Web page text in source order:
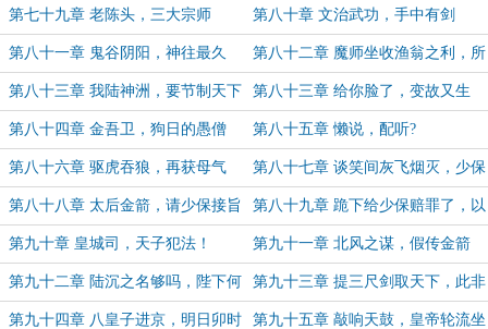
第七十九章 老陈头，三大宗师 第八十章 文治武功，手中有剑
第八十一章 鬼谷阴阳，神往最久 第八十二章 魔师坐收渔翁之利，所
谓天人
第八十三章 我陆神洲，要节制天下
兵马
第八十三章 给你脸了，变故又生
第八十四章 金吾卫，狗日的愚僧 第八十五章 懒说，配听?
第八十六章 驱虎吞狼，再获母气 第八十七章 谈笑间灰飞烟灭，少保
接旨吧
第八十八章 太后金箭，请少保接旨 第八十九章 跪下给少保赔罪了，以
安天下民心
第九十章 皇城司，天子犯法！ 第九十一章 北风之谋，假传金箭
第九十二章 陆沉之名够吗，陛下何
故谋反
第九十三章 提三尺剑取天下，此非
天命也
第九十四章 八皇子进京，明日卯时 第九十五章 敲响天鼓，皇帝轮流坐